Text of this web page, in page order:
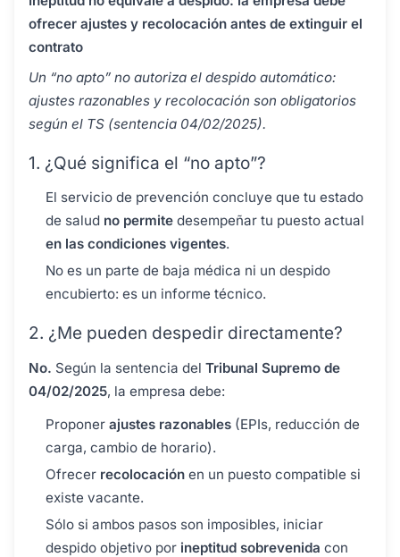
ofrecer ajustes y recolocación antes de extinguir el
contrato
Un “no apto” no autoriza el despido automático:
ajustes razonables y recolocación son obligatorios
según el TS (sentencia 04/02/2025).
1. ¿Qué significa el “no apto”?
El servicio de prevención concluye que tu estado
de salud no permite desempeñar tu puesto actual
en las condiciones vigentes.
No es un parte de baja médica ni un despido
encubierto: es un informe técnico.
2. ¿Me pueden despedir directamente?
No. Según la sentencia del Tribunal Supremo de
04/02/2025, la empresa debe:
Proponer ajustes razonables (EPIs, reducción de
carga, cambio de horario).
Ofrecer recolocación en un puesto compatible si
existe vacante.
Sólo si ambos pasos son imposibles, iniciar
despido objetivo por ineptitud sobrevenida con